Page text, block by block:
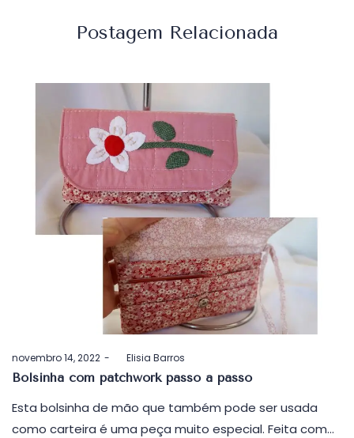
Postagem Relacionada
Postado
em
novembro 14, 2022 byElisia Barros
Bolsinha com patchwork passo a passo
Esta bolsinha de mão que também pode ser usada
como carteira é uma peça muito especial. Feita com…